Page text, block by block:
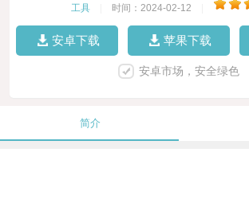
工具 时间：2024-02-12
安卓下载 苹果下载
安卓市场，安全绿色
简介